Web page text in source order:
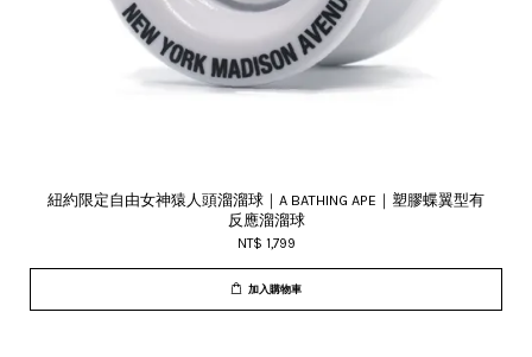
紐約限定自由女神猿人頭溜溜球｜A BATHING APE｜塑膠蝶翼型有
反應溜溜球
NT$ 1,799
加入購物車